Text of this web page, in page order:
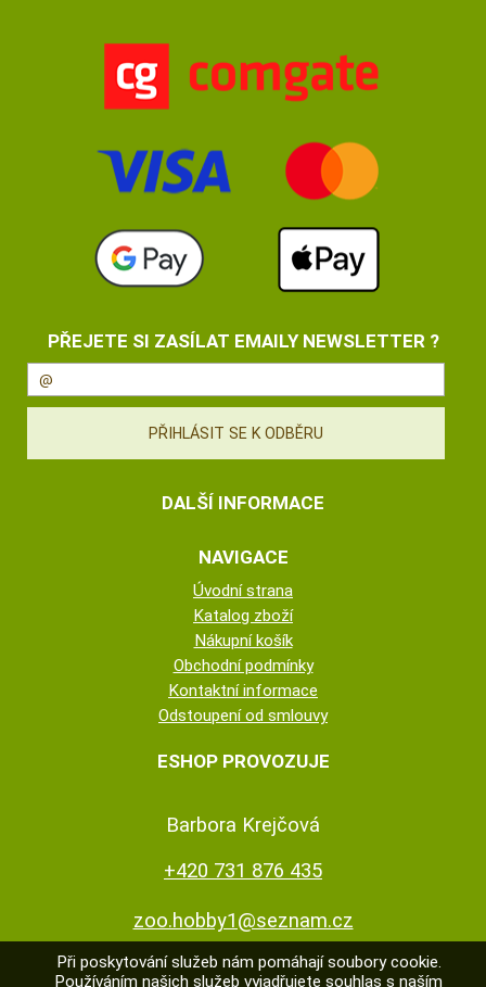
PŘEJETE SI ZASÍLAT EMAILY NEWSLETTER ?
DALŠÍ INFORMACE
NAVIGACE
Úvodní strana
Katalog zboží
Nákupní košík
Obchodní podmínky
Kontaktní informace
Odstoupení od smlouvy
ESHOP PROVOZUJE
Barbora Krejčová
+420 731 876 435
zoo.hobby1@seznam.cz
Při poskytování služeb nám pomáhají soubory cookie.
Používáním našich služeb vyjadřujete souhlas s naším